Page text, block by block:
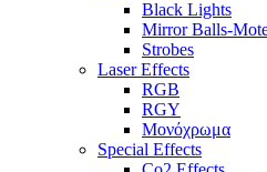
Black Lights
Mirror Balls-
Strobes
Laser Effects
RGB
RGY
Μονόχρωμα
Special Effects